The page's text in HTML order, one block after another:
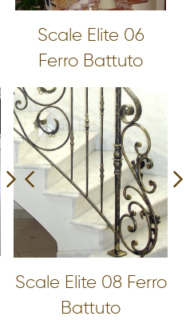
Scale Elite 06
Ferro Battuto
Scale Elite 08 Ferro
Battuto